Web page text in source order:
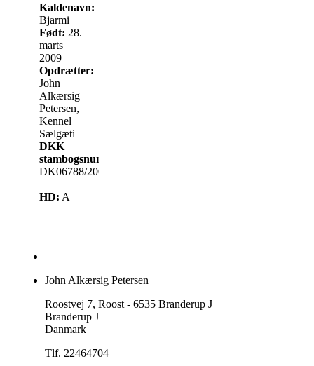
Kaldenavn:
Bjarmi
Født: 28.
marts
2009
Opdrætter:
John
Alkærsig
Petersen,
Kennel
Sælgæti
DKK
stambogsnummer:
DK06788/2009
HD: A
John Alkærsig Petersen
Roostvej 7, Roost - 6535 Branderup J
Branderup J
Danmark
Tlf. 22464704